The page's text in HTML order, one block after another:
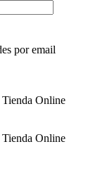
por email